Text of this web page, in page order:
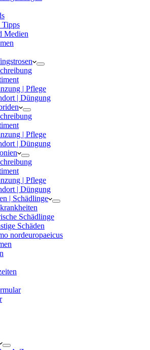
Medien
| Pflege
| Düngung
| Pflege
| Düngung
| Pflege
| Düngung
| Schädlinge
Schädlinge
Schäden
nordeuropaeicus